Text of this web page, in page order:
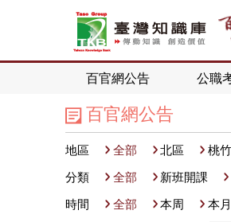
百官網公告 公職
百官網公告
地區 全部 北區 桃
分類
全部 新班開課
時間
全部 本周
本月